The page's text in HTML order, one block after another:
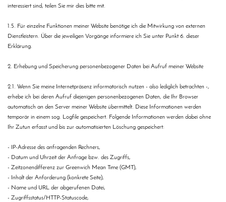
interessiert sind, teilen Sie mir dies bitte mit.
1.5. Für einzelne Funktionen meiner Website benötige ich die Mitwirkung von externen
Dienstleistern. Über die jeweiligen Vorgänge informiere ich Sie unter Punkt 6. dieser
Erklärung.
2. Erhebung und Speicherung personenbezogener Daten bei Aufruf meiner Website
2.1. Wenn Sie meine Internetpräsenz informatorisch nutzen - also lediglich betrachten -,
erhebe ich bei deren Aufruf diejenigen personenbezogenen Daten, die Ihr Browser
automatisch an den Server meiner Website übermittelt. Diese Informationen werden
temporär in einem sog. Logfile gespeichert. Folgende Informationen werden dabei ohne
Ihr Zutun erfasst und bis zur automatisierten Löschung gespeichert:
- IP-Adresse des anfragenden Rechners,
- Datum und Uhrzeit der Anfrage bzw. des Zugriffs,
- Zeitzonendifferenz zur Greenwich Mean Time (GMT),
- Inhalt der Anforderung (konkrete Seite),
- Name und URL der abgerufenen Datei,
- Zugriffsstatus/HTTP-Statuscode,